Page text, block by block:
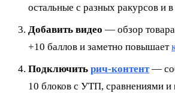
остальные с разных ракурсов и
Добавить видео — обзор
+10 баллов и заметно повышает
Подключить рич-контент—
10 блоков с УТП, сравнениями и